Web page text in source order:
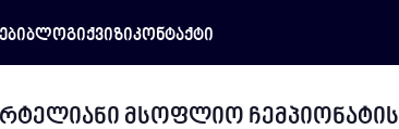
ბლოგიქვიზიკონტაქტი
მსოფლიო ჩემპიონატის